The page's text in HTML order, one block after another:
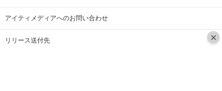
アイティメディアへのお問い合わせ
リリース送付先